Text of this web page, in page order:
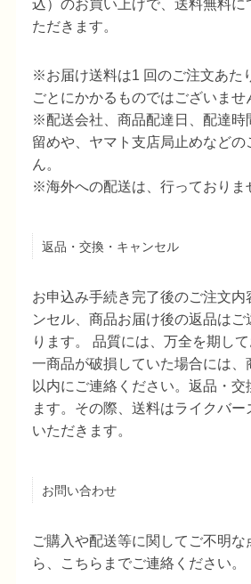
込）のお買い上げで、送料無料に
ただきます。
※お届け送料は1 回のご注文あた
ごとにかかるものではございませ
※配送会社、商品配達日、配達時
留めや、ヤマト支店局止めなどの
ん。
※海外への配送は、行っておりま
返品・交換・キャンセル
お申込み手続き完了後のご注文内
ンセル、商品お届け後の返品はご
ります。 品質には、万全を期し
一商品が破損していた場合には、
以内にご連絡ください。返品・交
ます。その際、送料はライクバー
いただきます。
お問い合わせ
ご購入や配送等に関してご不明な
ら、こちらまでご連絡ください。